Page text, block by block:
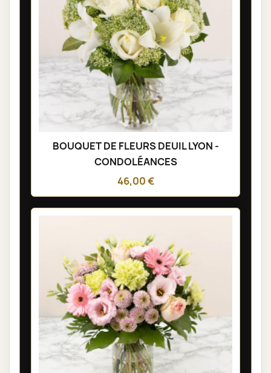
BOUQUET DE FLEURS DEUIL LYON -
CONDOLÉANCES
46,00 €